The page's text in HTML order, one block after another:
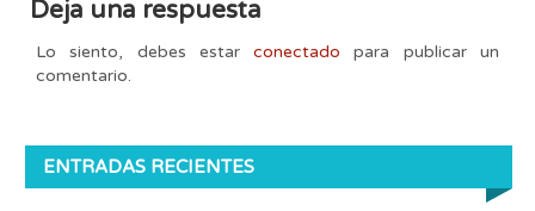
Deja una respuesta
Lo siento, debes estarconectado para publicar un
comentario.
ENTRADAS RECIENTES